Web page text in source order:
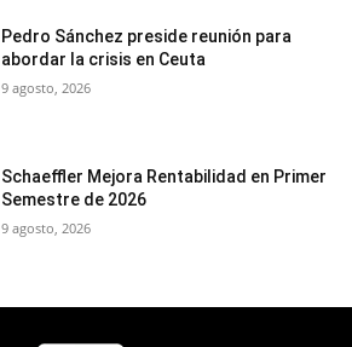
Pedro Sánchez preside reunión para
abordar la crisis en Ceuta
9 agosto, 2026
Schaeffler Mejora Rentabilidad en Primer
Semestre de 2026
9 agosto, 2026